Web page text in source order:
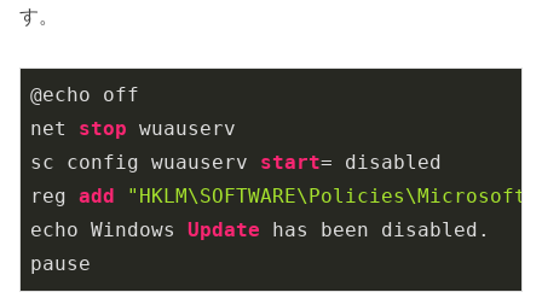
す。
@echo off
net stop wuauserv
sc config wuauserv start= disabled
reg add
echo Windows Update has been disabled.
pause